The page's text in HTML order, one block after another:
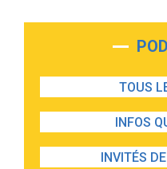
TOUS
INFOS
INVITÉS